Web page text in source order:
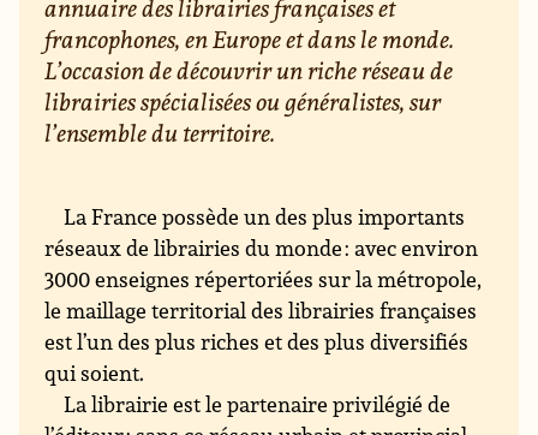
annuaire des librairies françaises et
francophones, en Europe et dans le monde.
L’occasion de découvrir un riche réseau de
librairies spécialisées ou généralistes, sur
l’ensemble du territoire.
La France possède un des plus importants
réseaux de librairies du monde : avec environ
3000 enseignes répertoriées sur la métropole,
le maillage territorial des librairies françaises
est l’un des plus riches et des plus diversifiés
qui soient.
La librairie est le partenaire privilégié de